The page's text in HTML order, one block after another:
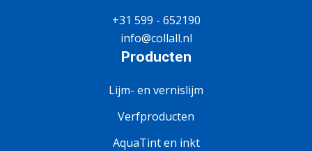
+31 599 - 652190
info@collall.nl
Producten
Lijm- en vernislijm
Verfproducten
AquaTint en inkt